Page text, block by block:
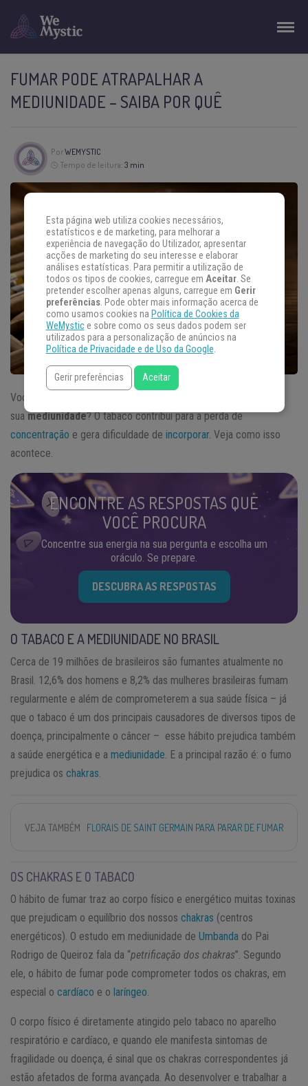
FUMAR PODE ATRAPALHAR A
MEDIUNIDADE – SAIBA POR QUÊ
PorWEMYSTIC
Tempo de leitura: 3 min
Você sabia que o
sua mediunidade? O tabaco contribui para a perda de
concentração e gera dificuldade de incorporar. Veja como isso
acontece.
ENCONTRE AS RESPOSTAS QUE
VOCÊ PROCURA
Concentre sua energia na sua pergunta e escolha um
oráculo. Se prepare.
DESCUBRA AS RESPOSTAS
O TABACO E A MEDIUNIDADE NO BRASIL
Cerca de 19 milhões de brasileiros são fumantes atualmente no
Brasil. 12,6% dos homens e 8,2% das mulheres brasileiras fumam
regularmente e além de comprometerem a sua saúde física – já
que o tabaco é um dos principais causadores de diversos tipos de
doença, principalmente o câncer – esse hábito prejudica também
a saúde energética e a mediunidade . E a principal razão é: o fumo
prejudica os chakras
VEJA TAMBÉM FLORAIS DE SAINT GERMAIN PARA PARAR DE FUMAR
OS CHAKRAS E O TABACO
O hábito de fumar traz ao corpo físico e energético muitas toxinas
que prejudicam o equilíbrio dos nossos chakras (centros
energéticos). O estudo em mediunidade de Umbanda do Pai
Rodrigo de Queiroz fala da “petrificação dos chakras”. Segundo
ele, o hábito de fumar pode comprometer todos os chakras, em
especial o cardíaco e o laríngeo
O corpo físico é diretamente atingido pelo tabaco no aparelho
respiratório e cardíaco, e quando ele manifesta sintomas de
fragilidade ou doença, é sinal que os chakras correspondentes já
estão afetados de forma avançada. Ao desenvolver e trabalhar a
Esta página web utiliza cookies necessários,
estatísticos e de marketing, para melhorar a
experiência de navegação do Utilizador, apresentar
acções de marketing do seu interesse e elaborar
análises estatísticas. Para permitir a utilização de
todos os tipos de cookies, carregue em Aceitar. Se
pretender escolher apenas alguns, carregue em Gerir
preferências. Pode obter mais informação acerca de
como usamos cookies na Política de Cookies da
WeMystice sobre como os seus dados podem ser
utilizados para a personalização de anúncios na
Política de Privacidade e de Uso da Google.
Gerir preferências Aceitar